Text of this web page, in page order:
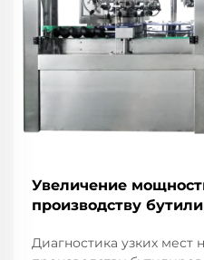
Увеличение
производству
Диагностика узких мест